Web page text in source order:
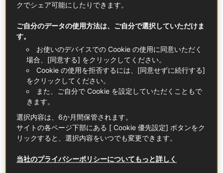
ゃれ談義を繰り広げていたのです。この店へ行くとき
ジェンヌのような気分で楽しみたい、憧れの存在でも
ありました。
クでシェア可能にしたりできます。
ご自分のデータの使用方法は、ご自分で選択していただけま
す。
お使いのデバイスでの Cookie の使用に同意いただく
場合、[同意する] をクリックしてください。
Cookie の使用を拒否するには、[同意せずに続行する]
をクリックしてください。
また、ご自分で Cookie を設定していただくこともで
きます。
選択内容は、6か月間保管されます。
サイトの各ページ下部にある [ Cookie 優先設定] ボタンをク
リックすると、選択内容をいつでも変更できます。
当社のプライバシーポリシーについてもっと詳しく